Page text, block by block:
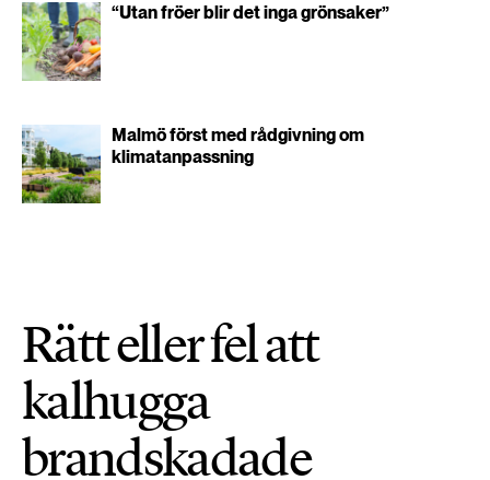
“Utan fröer blir det inga grönsaker”
Malmö först med rådgivning om
klimatanpassning
Rätt eller fel att
kalhugga
brandskadade